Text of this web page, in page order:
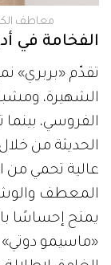
معاطف
الفخامة في
تقدّم «بربري»
الشهيرة،
الحديثة من
عالية تحمي من
المعطف
يمنح إحساسًا
«ماسيمو دوتي»